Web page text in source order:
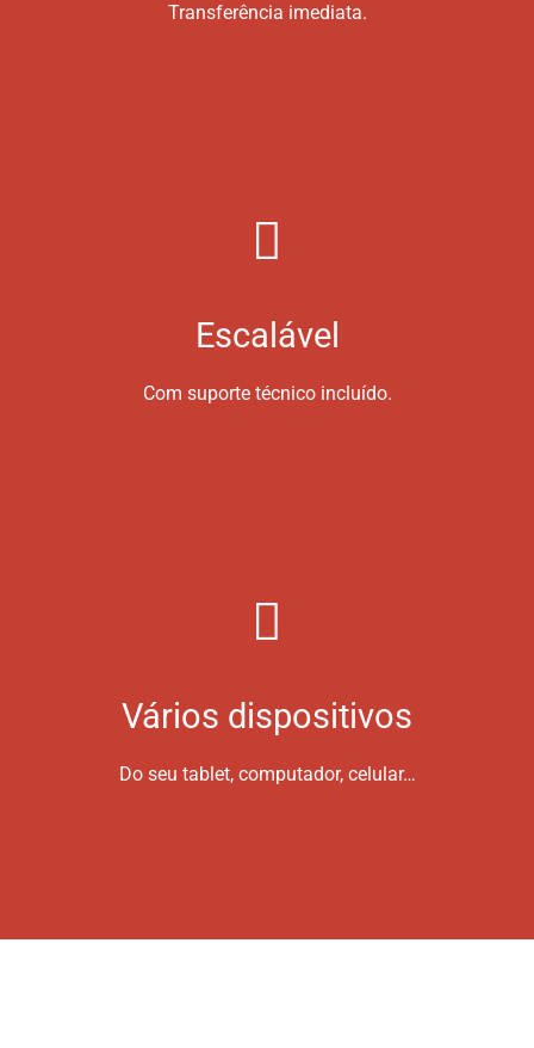
Transferência imediata.
Escalável
Com suporte técnico incluído.
Vários dispositivos
Do seu tablet, computador, celular…